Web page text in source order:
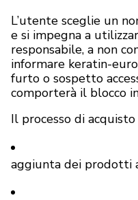
L’utente sceglie un
e si impegna a
responsabile, a non
informare keratin-
furto o sospetto
comporterà il blocco
Il processo di
aggiunta dei prodotti